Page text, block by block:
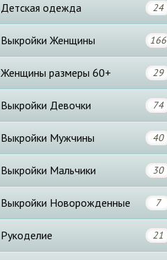
Детская одежда 24
Выкройки Женщины 166
Женщины размеры 60+ 29
Выкройки Девочки 74
Выкройки Мужчины 40
Выкройки Мальчики 30
Выкройки Новорожденные 7
Рукоделие 21